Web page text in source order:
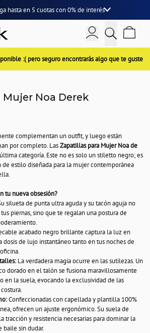
hasta en 5 cuotascon0% de interés
:( pero seguro encontrarás algo que te guste
Mujer Noa Derek
complementan un outfit, y luego están
por completo. LasZapatillas para Mujer Noa de
categoría. Este no es solo un stiletto negro; es
de estilo diseñada para la mujer contemporánea
tu nueva obsesión?
silueta de punta ultra aguda y su tacón aguja no
piernas, sino que te regalan una postura de
acabado negro brillante captura la luz en
dosis de lujo instantáneo tanto en tus noches de
La verdadera magia ocurre en las sutilezas. Un
dorado en el talón se fusiona maravillosamente
en la suela, evocando la exclusividad de las
Confeccionadas con capellada y plantilla 100%
ofrecen un ajuste ergonómico. Su suela de
tracción y resistencia necesarias para dominar la
baile sin dudar.